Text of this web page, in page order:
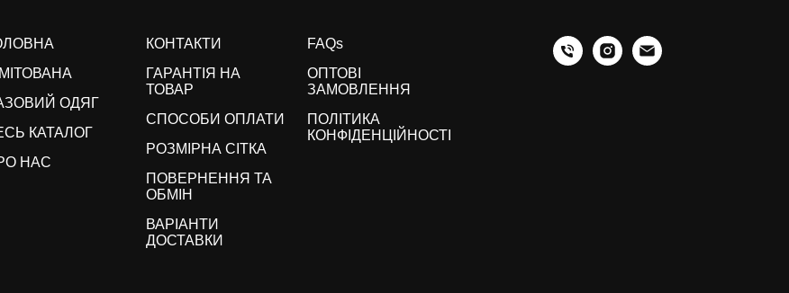
ОДЯГ
КАТАЛОГ
НАС
КОНТАКТИ
ГАРАНТІЯ НА
ТОВАР
СПОСОБИ ОПЛАТИ
РОЗМІРНА СІТКА
ПОВЕРНЕННЯ ТА
ОБМІН
ВАРІАНТИ
ДОСТАВКИ
FAQs
ОПТОВІ
ЗАМОВЛЕННЯ
ПОЛІТИКА
КОНФІДЕНЦІЙНОСТІ